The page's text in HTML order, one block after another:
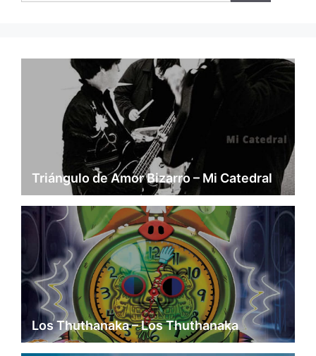
Triángulo de Amor Bizarro – Mi Catedral
Los Thuthanaka – Los Thuthanaka